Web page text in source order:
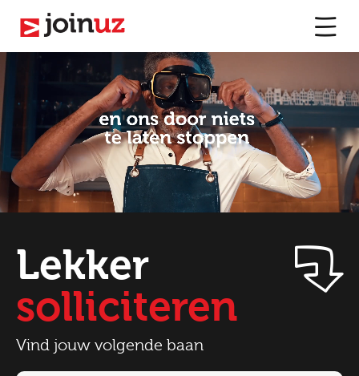
Lekker
solliciteren
Vind jouw volgende baan